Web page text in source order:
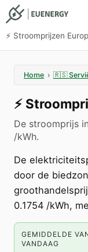
⚡️ Stroomprijzen
Home › 🇷🇸
⚡️
De stroomprijs
/kWh.
De
door de
0.1754 /kWh,
GEMIDDELDE
VANDAAG